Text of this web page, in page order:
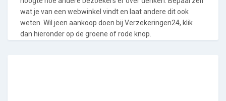
wat je van een webwinkel vindt en laat andere dit ook
weten. Wil jeen aankoop doen bij Verzekeringen24, klik
dan hieronder op de groene of rode knop.